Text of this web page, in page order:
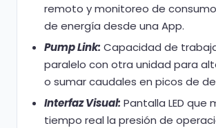
remoto y monitoreo de
de energía desde una App.
Pump Link: Capacidad de
paralelo con otra unidad para
o sumar caudales en picos de
Interfaz Visual: Pantalla LED que
tiempo real la presión de